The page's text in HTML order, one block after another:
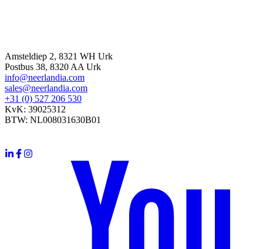
Amsteldiep 2, 8321 WH Urk
Postbus 38, 8320 AA Urk
info@neerlandia.com
sales@neerlandia.com
+31 (0) 527 206 530
KvK: 39025312
BTW: NL008031630B01